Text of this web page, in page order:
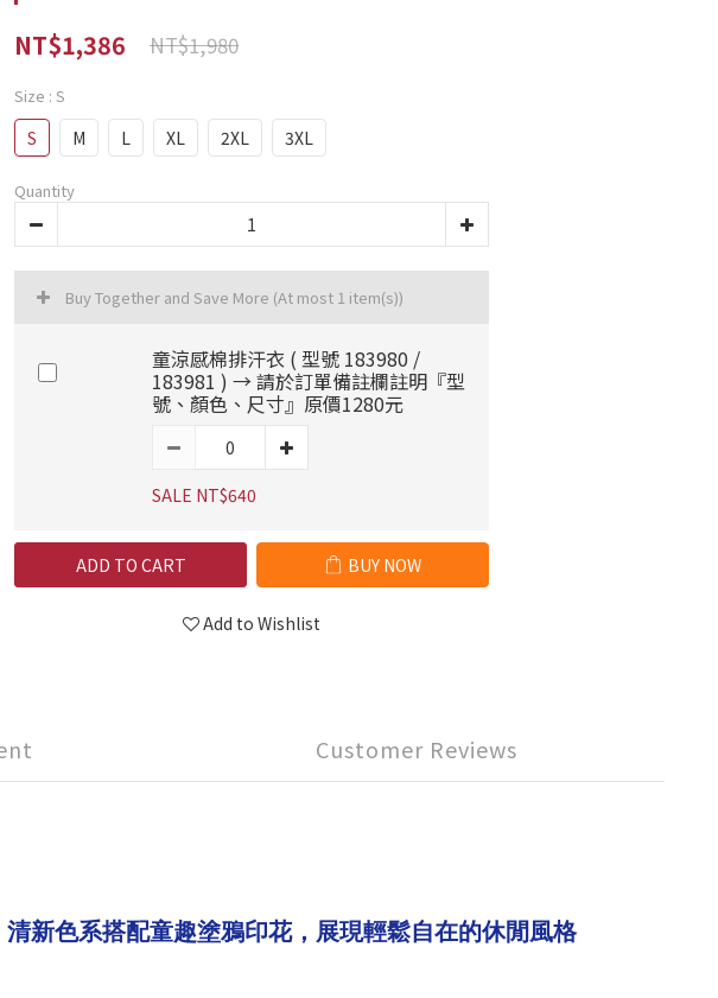
NT$1,386 NT$1,980
Size : S
S M L XL 2XL 3XL
Quantity
Buy Together and Save More (At most 1 item(s))
童涼感棉排汗衣 ( 型號 183980 /
183981 ) → 請於訂單備註欄註明『型
號、顏色、尺寸』原價1280元
SALE NT$640
ADD TO CART BUY NOW
Add to Wishlist
Customer Reviews
新色系搭配童趣塗鴉印花，展現輕鬆自在的休閒風格